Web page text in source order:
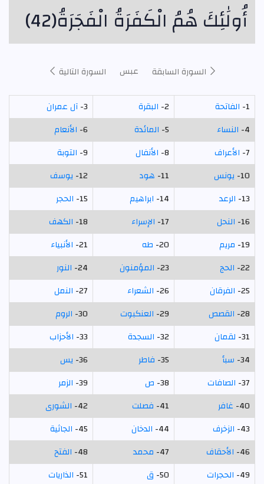
أُولَٰئِكَ هُمُ الْكَفَرَةُ الْفَجَرَةُ(42)
السورة السابقة عبس السورة التالية
1- الفاتحة 2- البقرة 3- آل عمران
4- النساء 5- المائدة 6- الأنعام
7- الأعراف 8- الأنفال 9- التوبة
10- يونس 11- هود 12- يوسف
13- الرعد 14- ابراهيم 15- الحجر
16- النحل 17- الإسراء 18- الكهف
19- مريم 20- طه 21- الأنبياء
22- الحج 23- المؤمنون 24- النور
25- الفرقان 26- الشعراء 27- النمل
28- القصص 29- العنكبوت 30- الروم
31- لقمان 32- السجدة 33- الأحزاب
34- سبأ 35- فاطر 36- يس
37- الصافات 38- ص 39- الزمر
40- غافر 41- فصلت 42- الشورى
43- الزخرف 44- الدخان 45- الجاثية
46- الأحقاف 47- محمد 48- الفتح
49- الحجرات 50- ق 51- الذاريات